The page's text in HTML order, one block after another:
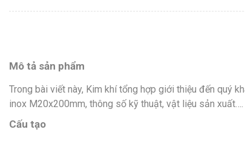
Mô tả sản phẩm
Trong bài viết này, Kim khí tổng hợp giới thiệu đến quý
inox M20x200mm, thông số kỹ thuật, vật liệu sản xuất….
Cấu tạo